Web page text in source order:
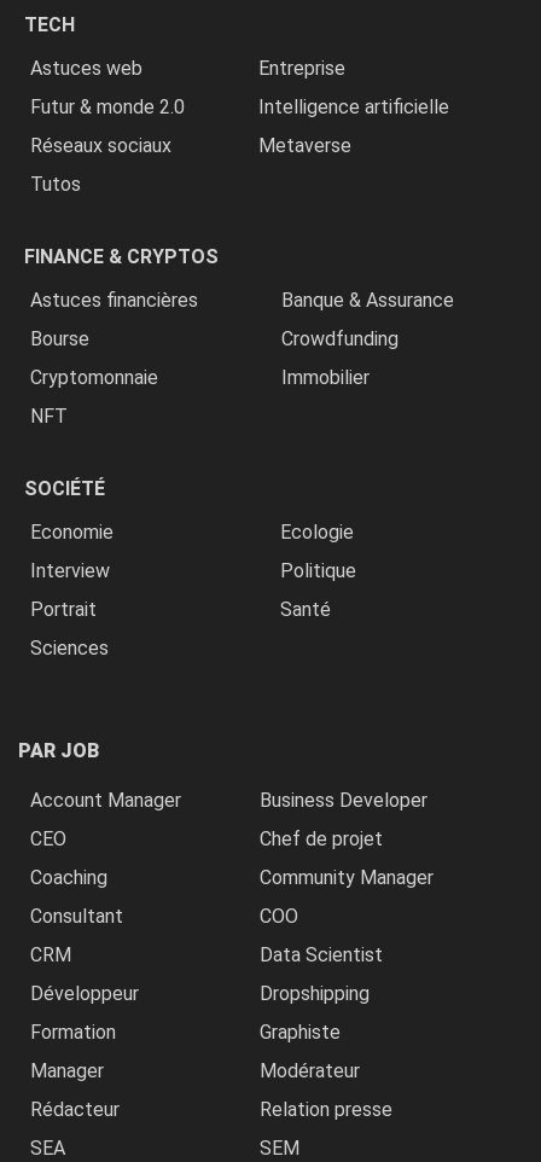
TECH
Astuces web
Entreprise
Futur & monde 2.0
Intelligence artificielle
Réseaux sociaux
Metaverse
Tutos
FINANCE & CRYPTOS
Astuces financières
Banque & Assurance
Bourse
Crowdfunding
Cryptomonnaie
Immobilier
NFT
SOCIÉTÉ
Economie
Ecologie
Interview
Politique
Portrait
Santé
Sciences
PAR JOB
Account Manager
Business Developer
CEO
Chef de projet
Coaching
Community Manager
Consultant
COO
CRM
Data Scientist
Développeur
Dropshipping
Formation
Graphiste
Manager
Modérateur
Rédacteur
Relation presse
SEA
SEM